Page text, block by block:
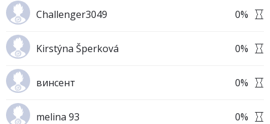
Challenger3049 0%
Kirstýna Šperková 0%
винсент 0%
melina 93 0%